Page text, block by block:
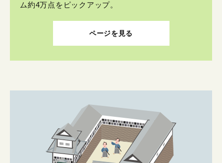
ム約4万点をピックアップ。
ページを見る